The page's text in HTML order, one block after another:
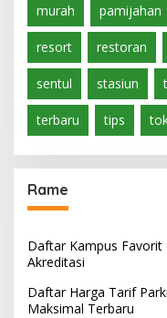
murah pamijahan
resort restoran
sentul stasiun
terbaru tips
Rame
Daftar Kampus
Akreditasi
Daftar Harga Tarif
Maksimal Terbaru